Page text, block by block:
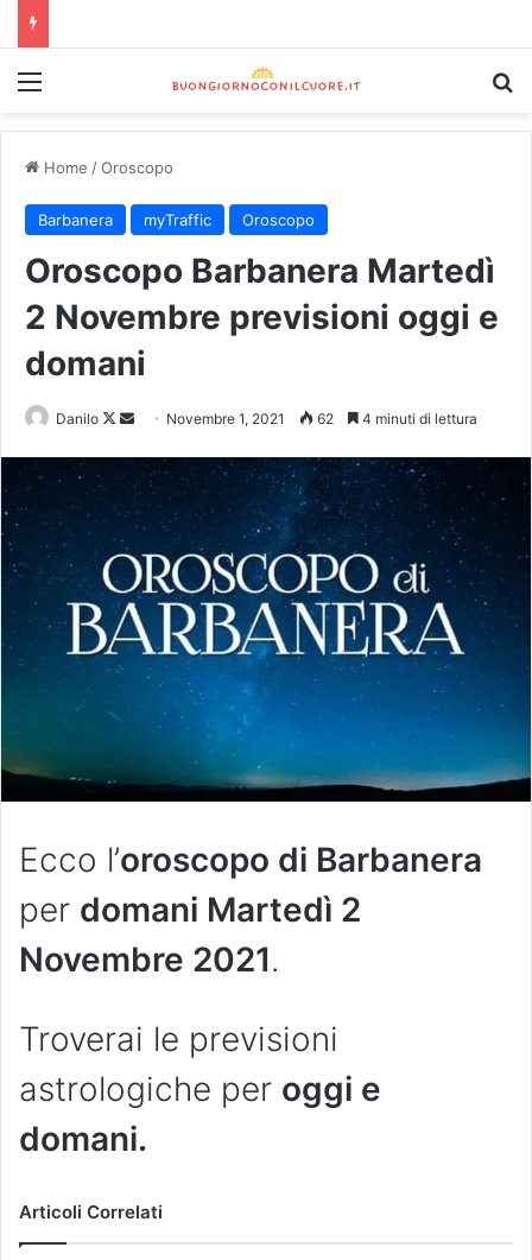
Home /Oroscopo
Barbanera myTraffic Oroscopo
Oroscopo Barbanera Martedì
2 Novembre previsioni oggi e
domani
Danilo Novembre 1, 2021 62 4 minuti di lettura
Ecco l’oroscopo di Barbanera
per domani Martedì 2
Novembre 2021.
Troverai le previsioni
astrologiche per oggi e
domani.
Articoli Correlati